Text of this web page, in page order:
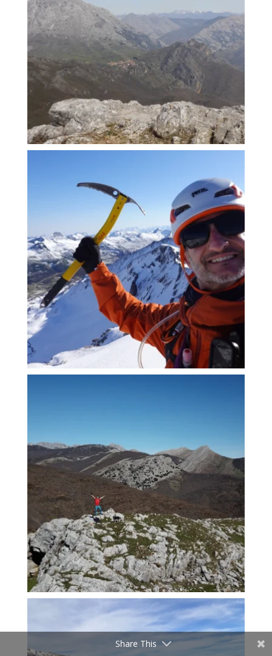
Share This